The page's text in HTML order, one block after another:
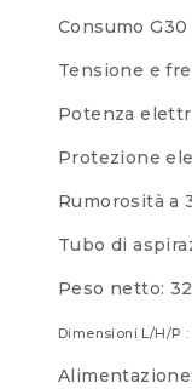
Consumo
Tensione e
Potenza
Protezione
Rumorosità a
Tubo di
Peso netto:
Dimensioni L/H/P